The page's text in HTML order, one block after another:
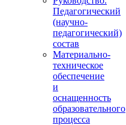
Педагогический
(научно-
педагогический)
состав
Материально-
техническое
обеспечение
и
оснащенность
образовательного
процесса